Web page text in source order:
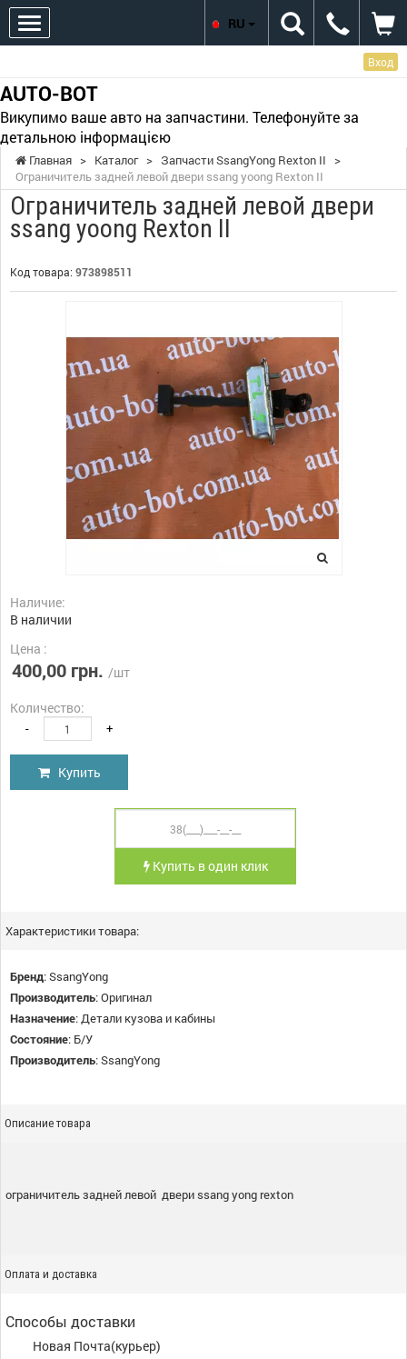
Вход
AUTO-BOT
Викупимо ваше авто на запчастини. Телефонуйте за
детальною інформацією
RU
Главная > Каталог > Запчасти SsangYong Rexton II
>
Ограничитель задней левой двери ssang yoong Rexton II
Ограничитель задней левой двери
ssang yoong Rexton II
Код товара: 973898511
Наличие:
В наличии
Цена :
400,00 грн. /шт
Количество:
- +
Купить
Купить в один клик
Характеристики товара:
Бренд:SsangYong
Производитель:Оригинал
Назначение:Детали кузова и кабины
Состояние: Б/У
Производитель:SsangYong
Описание товара
ограничитель задней левой двери ssang yong rexton
Оплата и доставка
Способы доставки
Новая Почта(курьер)